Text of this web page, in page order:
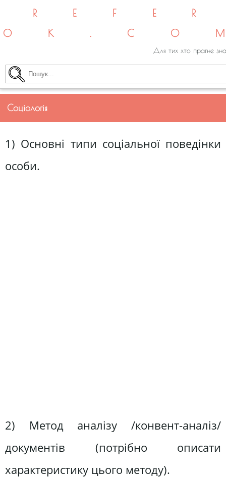
Для тих хто прагне
Соціологія
1) Основні типи соціальної поведінки
особи.
2) Метод аналізу /конвент-аналіз/
документів (потрібно описати
характеристику цього методу).